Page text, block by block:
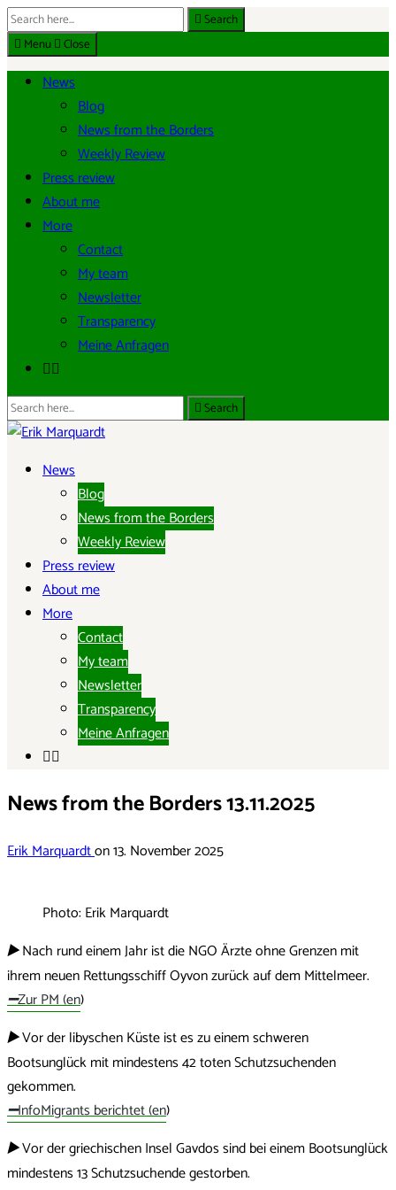
Search
for:
Search
Menu
Close
News
Blog
News from the Borders
Weekly Review
Press review
About me
More
Contact
My team
Newsletter
Transparency
Meine Anfragen
Search
for:
Search
ERIK MARQUARDT
Member of the European Parliament
News
Blog
News from the Borders
Weekly Review
Press review
About me
More
Contact
My team
Newsletter
Transparency
Meine Anfragen
News from the Borders 13.11.2025
Erik Marquardton13. November 2025
Photo: Erik Marquardt
▶️Nach rund einem Jahr ist die NGO Ärzte ohne Grenzen mit
ihrem neuen Rettungsschiff Oyvon zurück auf dem Mittelmeer.
➖Zur PM (en)
▶️Vor der libyschen Küste ist es zu einem schweren
Bootsunglück mit mindestens 42 toten Schutzsuchenden
gekommen.
➖InfoMigrants berichtet (en)
▶️Vor der griechischen Insel Gavdos sind bei einem Bootsunglück
mindestens 13 Schutzsuchende gestorben.